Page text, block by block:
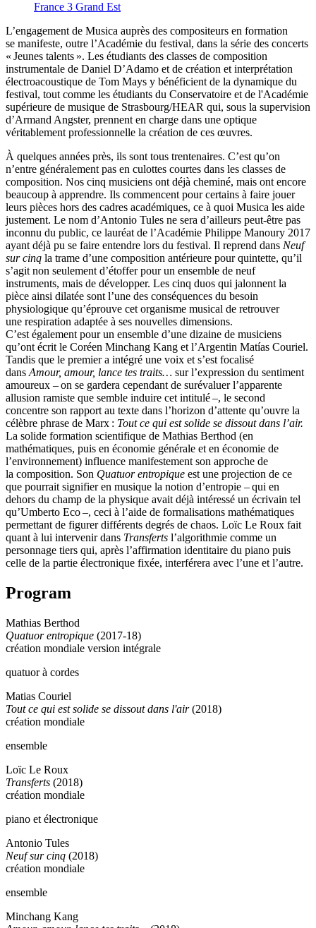
France 3 Grand Est
L’engagement de Musica auprès des compositeurs en formation
se manifeste, outre l’Académie du festival, dans la série des concerts
« Jeunes talents ». Les étudiants des classes de composition
instrumentale de Daniel D’Adamo et de création et interprétation
électroacoustique de Tom Mays y bénéficient de la dynamique du
festival, tout comme les étudiants du Conservatoire et de l'Académie
supérieure de musique de Strasbourg/HEAR qui, sous la supervision
d’Armand Angster, prennent en charge dans une optique
véritablement professionnelle la création de ces œuvres.
À quelques années près, ils sont tous trentenaires. C’est qu’on
n’entre généralement pas en culottes courtes dans les classes de
composition. Nos cinq musiciens ont déjà cheminé, mais ont encore
beaucoup à apprendre. Ils commencent pour certains à faire jouer
leurs pièces hors des cadres académiques, ce à quoi Musica les aide
justement. Le nom d’Antonio Tules ne sera d’ailleurs peut-être pas
inconnu du public, ce lauréat de l’Académie Philippe Manoury 2017
ayant déjà pu se faire entendre lors du festival. Il reprend dans Neuf
sur cinq la trame d’une composition antérieure pour quintette, qu’il
s’agit non seulement d’étoffer pour un ensemble de neuf
instruments, mais de développer. Les cinq duos qui jalonnent la
pièce ainsi dilatée sont l’une des conséquences du besoin
physiologique qu’éprouve cet organisme musical de retrouver
une respiration adaptée à ses nouvelles dimensions.
C’est également pour un ensemble d’une dizaine de musiciens
qu’ont écrit le Coréen Minchang Kang et l’Argentin Matías Couriel.
Tandis que le premier a intégré une voix et s’est focalisé
dansAmour, amour, lance tes traits… sur l’expression du sentiment
amoureux – on se gardera cependant de surévaluer l’apparente
allusion ramiste que semble induire cet intitulé –, le second
concentre son rapport au texte dans l’horizon d’attente qu’ouvre la
célèbre phrase de Marx : Tout ce qui est solide se dissout dans l’air.
La solide formation scientifique de Mathias Berthod (en
mathématiques, puis en économie générale et en économie de
l’environnement) influence manifestement son approche de
la composition. Son Quatuor entropique est une projection de ce
que pourrait signifier en musique la notion d’entropie – qui en
dehors du champ de la physique avait déjà intéressé un écrivain tel
qu’Umberto Eco –, ceci à l’aide de formalisations mathématiques
permettant de figurer différents degrés de chaos. Loïc Le Roux fait
quant à lui intervenir dans Transferts l’algorithmie comme un
personnage tiers qui, après l’affirmation identitaire du piano puis
celle de la partie électronique fixée, interférera avec l’une et l’autre.
Program
Mathias Berthod
Quatuor entropique (2017-18)
création mondiale version intégrale
quatuor à cordes
Matias Couriel
Tout ce qui est solide se dissout dans l'air(2018)
création mondiale
ensemble
Loïc Le Roux
Transferts (2018)
création mondiale
piano et électronique
Antonio Tules
Neuf sur cinq (2018)
création mondiale
ensemble
Minchang Kang